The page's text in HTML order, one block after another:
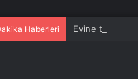
Haberleri Evine tadilat